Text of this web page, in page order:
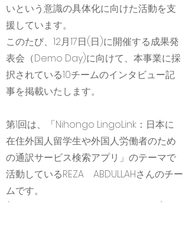
いという意識の具体化に向けた活動を支
援しています。
このたび、12月17日(日)に開催する成果発
表会（Demo Day)に向けて、本事業に採
択されている10チームのインタビュー記
事を掲載いたします。
第1回は、「Nihongo LingoLink：日本に
在住外国人留学生や外国人労働者のため
の通訳サービス検索アプリ」のテーマで
活動しているREZA ABDULLAHさんのチー
ムです。